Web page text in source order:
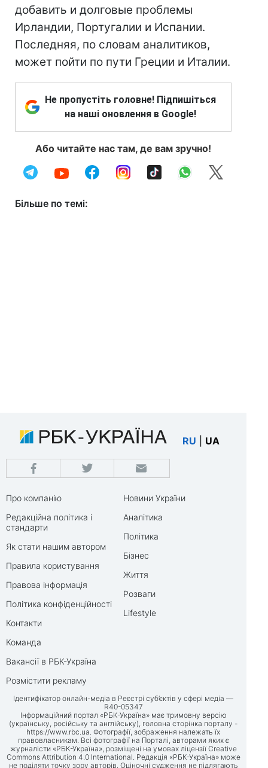
добавить и долговые проблемы
Ирландии, Португалии и Испании.
Последняя, по словам аналитиков,
может пойти по пути Греции и Италии.
Не пропустіть головне! Підпишіться
на наші оновлення в Google!
Або читайте нас там, де вам зручно!
Більше по темі:
RU UA
Про компанію
Редакційна політика і
стандарти
Як стати нашим автором
Правила користування
Правова інформація
Політика конфіденційності
Контакти
Команда
Вакансії в РБК-Україна
Розмістити рекламу
Новини України
Аналітика
Політика
Бізнес
Життя
Розваги
Lifestyle
Ідентифікатор онлайн-медіа в Реєстрі суб’єктів у сфері медіа —
R40-05347
Інформаційний портал «РБК-Україна» має тримовну версію
(українську, російську та англійську), головна сторінка порталу -
https://www.rbc.ua. Фотографії, зображення належать їх
правовласникам. Всі фотографії на Порталі, авторами яких є
журналісти «РБК-Україна», розміщені на умовах ліцензії Creative
Commons Attribution 4.0 International. Редакція «РБК-Україна» може
не поділяти точку зору авторів. Оціночні судження не підлягають